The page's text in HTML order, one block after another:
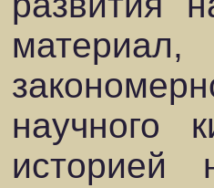
научного